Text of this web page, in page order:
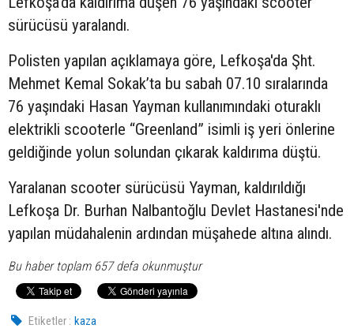
sürücüsü yaralandı.
Polisten yapılan açıklamaya göre, Lefkoşa'da Şht.
Mehmet Kemal Sokak’ta bu sabah 07.10 sıralarında
76 yaşındaki Hasan Yayman kullanımındaki oturaklı
elektrikli scooterle “Greenland” isimli iş yeri önlerine
geldiğinde yolun solundan çıkarak kaldırıma düştü.
Yaralanan scooter sürücüsü Yayman, kaldırıldığı
Lefkoşa Dr. Burhan Nalbantoğlu Devlet Hastanesi'nde
yapılan müdahalenin ardından müşahede altına alındı.
Bu haber toplam 657 defa okunmuştur
Etiketler : kaza